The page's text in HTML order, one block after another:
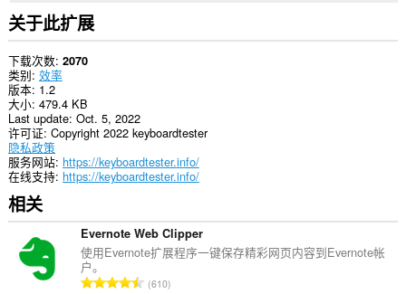
关于此扩展
下载次数 2070
类别 效率
版本 1.2
大小 479.4 KB
Last update Oct. 5, 2022
许可证 Copyright 2022 keyboardtester
隐私政策
服务网站 https://keyboardtester.info/
在线支持 https://keyboardtester.info/
相关
Evernote Web Clipper
使用Evernote扩展程序一键保存精彩网页内容到Evernote帐
户。
总610